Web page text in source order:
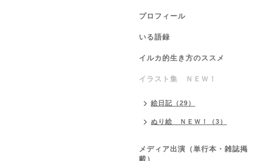
プロフィール
いる語録
イルカ的生き方のススメ
イラスト集 ＮＥＷ！
絵日記（29）
ぬり絵 ＮＥＷ！（3）
メディア出演（単行本・雑誌掲
載）